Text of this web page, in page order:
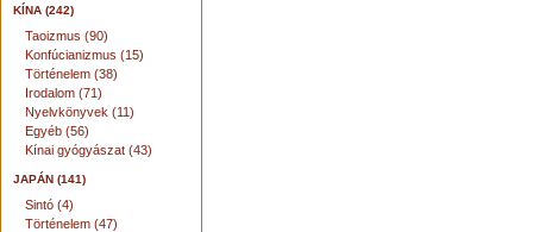
KÍNA (242)
Taoizmus (90)
Konfúcianizmus (15)
Történelem (38)
Irodalom (71)
Nyelvkönyvek (11)
Egyéb (56)
Kínai gyógyászat (43)
JAPÁN (141)
Sintó (4)
Történelem (47)